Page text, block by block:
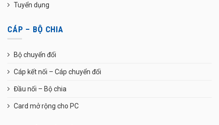
Tuyển dụng
CÁP – BỘ CHIA
Bộ chuyển đổi
Cáp kết nối – Cáp chuyển đổi
Đầu nối – Bộ chia
Card mở rộng cho PC